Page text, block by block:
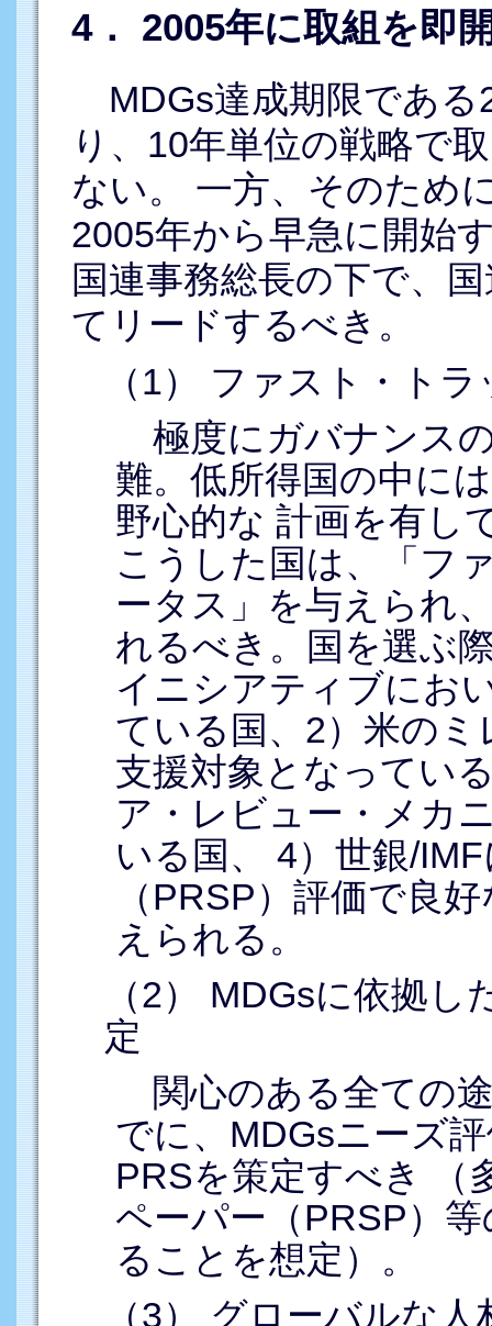
4． 2005年に取組を即
MDGs達成期限である
り、10年単位の戦略で
ない。 一方、そのため
2005年から早急に開始
国連事務総長の下で、
てリードするべき。
（1） ファスト・ト
極度にガバナンス
難。低所得国の中に
野心的な 計画を有し
こうした国は、「フ
ータス」を与えられ
れるべき。国を選ぶ
イニシアティブにお
ている国、2）米の
支援対象となってい
ア・レビュー・メカ
いる国、 4）世銀/
（PRSP）評価で良
えられる。
（2） MDGsに依拠
定
関心のある全ての
でに、MDGsニーズ
PRSを策定すべき （
ペーパー（PRSP）
ることを想定）。
（3） グローバルな人